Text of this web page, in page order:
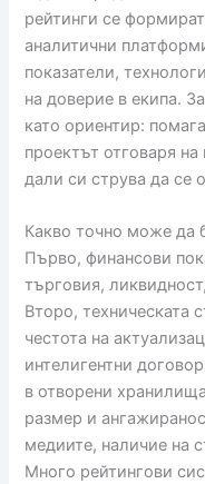
рейтинги се
аналитични
показатели,
на доверие в екипа.
като ориентир:
проектът отговаря
дали си струва да се
Какво точно може да
Първо, финансови
търговия,
Второ, техническата
честота на
интелигентни
в отворени
размер и
медиите, наличие на
Много рейтингови